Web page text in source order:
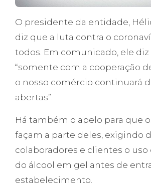
O presidente da entidade,
diz que a luta contra o
todos. Em comunicado, ele diz
“somente com a cooperação
o nosso comércio continuará
abertas”.
Há também o apelo para que
façam a parte deles, exigindo
colaboradores e clientes o uso
do álcool em gel antes de
estabelecimento.